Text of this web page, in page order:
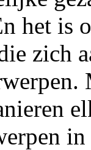
het is
zich